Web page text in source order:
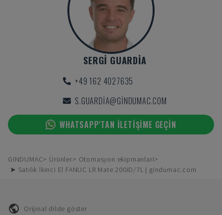
SERGI GUARDIA
+49 162 4027635
S.GUARDIA@GINDUMAC.COM
WHATSAPP'TAN ILETIŞIME GEÇIN
GINDUMAC Ürünler
Otomasyon ekipmanlari
➤ Satılık İkinci El FANUC LR Mate 200iD/7L | gindumac.com
Orijinal dilde göster